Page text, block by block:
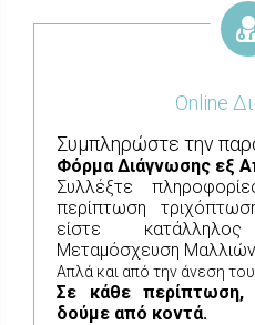
Online
Συμπληρώστε την
Φόρμα Διάγνωσης εξ
Συλλέξτε
περίπτωση
είστε
Μεταμόσχευση Μαλλιών.
Απλά και από την άνεση
Σε κάθε
δούμε από κοντά.